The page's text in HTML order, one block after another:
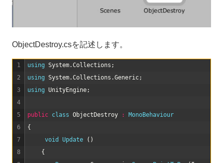
ObjectDestroy.csを記述します。
1
2
3
4
5
6
7
8
using System.Collections ;
using System.Collections .Generic;
using UnityEngine;
public class ObjectDestroy :
MonoBehaviour
{
void
Update ( )
{